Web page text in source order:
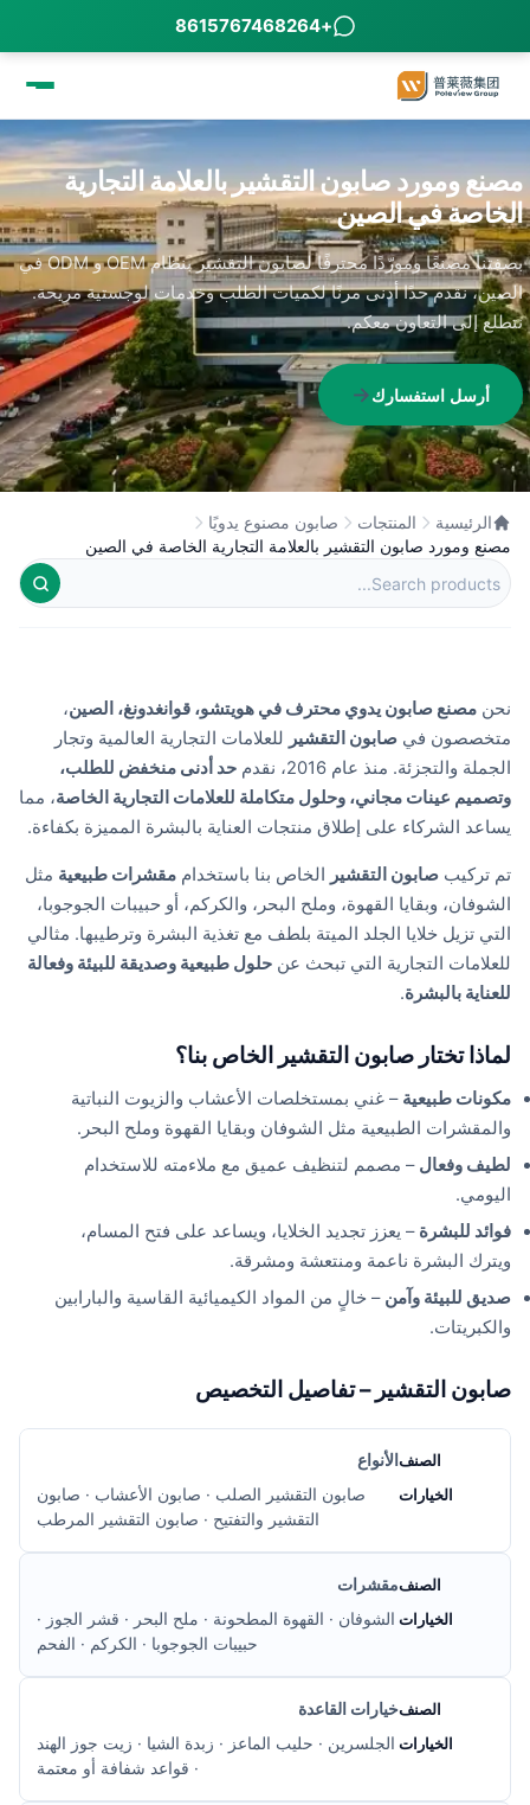
+8615767468264
مصنع ومورد صابون التقشير بالعلامة التجارية
الخاصة في الصين
بصفتنا مصنعًا ومورّدًا محترفًا لصابون التقشير بنظام OEM و ODM في
الصين، نقدم حدًا أدنى مرنًا لكميات الطلب وخدمات لوجستية مريحة.
نتطلع إلى التعاون معكم.
أرسل استفسارك
الرئيسية المنتجات
صابون مصنوع يدويًا
مصنع ومورد صابون التقشير بالعلامة التجارية الخاصة في الصين
نحن مصنع صابون يدوي محترف في هويتشو، قوانغدونغ، الصين،
متخصصون في صابون التقشير للعلامات التجارية العالمية وتجار
الجملة والتجزئة. منذ عام 2016، نقدم
حد أدنى منخفض للطلب،
وتصميم عينات مجاني، وحلول متكاملة للعلامات التجارية الخاصة، مما
يساعد الشركاء على إطلاق منتجات العناية بالبشرة المميزة بكفاءة.
تم تركيب صابون التقشير الخاص بنا باستخدام مقشرات طبيعية مثل
الشوفان، وبقايا القهوة، وملح البحر، والكركم، أو حبيبات الجوجوبا،
التي تزيل خلايا الجلد الميتة بلطف مع تغذية البشرة وترطيبها. مثالي
للعلامات التجارية التي تبحث عن حلول طبيعية وصديقة للبيئة وفعالة
للعناية بالبشرة.
لماذا تختار صابون التقشير الخاص بنا؟
مكونات طبيعية – غني بمستخلصات الأعشاب والزيوت النباتية
والمقشرات الطبيعية مثل الشوفان وبقايا القهوة وملح البحر.
لطيف وفعال – مصمم لتنظيف عميق مع ملاءمته للاستخدام
اليومي.
فوائد للبشرة – يعزز تجديد الخلايا، ويساعد على فتح المسام،
ويترك البشرة ناعمة ومنتعشة ومشرقة.
صديق للبيئة وآمن – خالٍ من المواد الكيميائية القاسية والبارابين
والكبريتات.
صابون التقشير – تفاصيل التخصيص
الأنواع
صابون التقشير الصلب · صابون الأعشاب · صابون
التقشير والتفتيح · صابون التقشير المرطب
مقشرات
الشوفان · القهوة المطحونة · ملح البحر · قشر الجوز ·
حبيبات الجوجوبا · الكركم · الفحم
خيارات القاعدة
الجلسرين · حليب الماعز · زبدة الشيا · زيت جوز الهند
· قواعد شفافة أو معتمة